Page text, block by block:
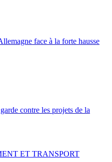
face à la forte hausse
contre les projets de la
ET TRANSPORT